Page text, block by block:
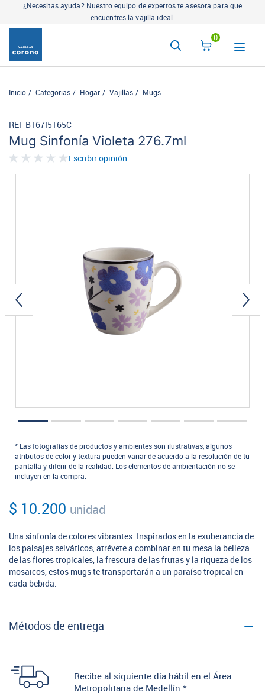
¿Necesitas ayuda? Nuestro equipo de expertos te asesora para que
encuentres la vajilla ideal.
0
Inicio Categorias Hogar Vajillas Mugs
Mug Sinfonía Violeta 276.7ml
REF B167I5165C
Escribir opinión
* Las fotografías de productos y ambientes son ilustrativas, algunos
atributos de color y textura pueden variar de acuerdo a la resolución de tu
pantalla y diferir de la realidad. Los elementos de ambientación no se
incluyen en la compra.
$ 10.200 unidad
Una sinfonía de colores vibrantes. Inspirados en la exuberancia de
los paisajes selváticos, atrévete a combinar en tu mesa la belleza
de las flores tropicales, la frescura de las frutas y la riqueza de los
mosaicos, estos mugs te transportarán a un paraíso tropical en
cada bebida.
Métodos de entrega
Recibe al siguiente día hábil en el Área
Metropolitana de Medellín.*